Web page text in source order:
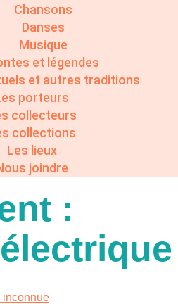
Chansons
Danses
Musique
et légendes
et autres traditions
porteurs
collecteurs
collections
Les lieux
joindre
:
inconnue